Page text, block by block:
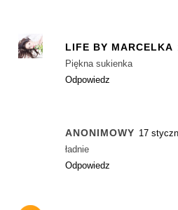
LIFE BY MARCELKA
Piękna sukienka
Odpowiedz
ANONIMOWY 17
ładnie
Odpowiedz